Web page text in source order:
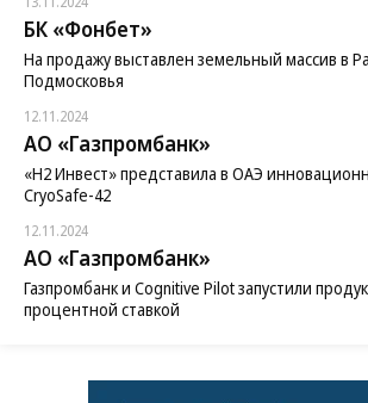
БК «Фонбет»
На продажу выставлен земельный массив в
Подмосковья
12.11.2024
АО «Газпромбанк»
«H2 Инвест» представила в ОАЭ
CryoSafe-42
12.11.2024
АО «Газпромбанк»
Газпромбанк и Cognitive Pilot запустили
процентной ставкой